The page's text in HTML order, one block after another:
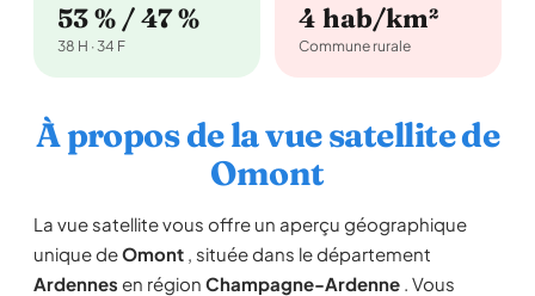
53 % / 47 %
38 H · 34 F
4 hab/km²
Commune rurale
À propos de la vue satellite de
Omont
La vue satellite vous offre un aperçu géographique
unique deOmont , située dans le département
Ardennes en région Champagne-Ardenne . Vous